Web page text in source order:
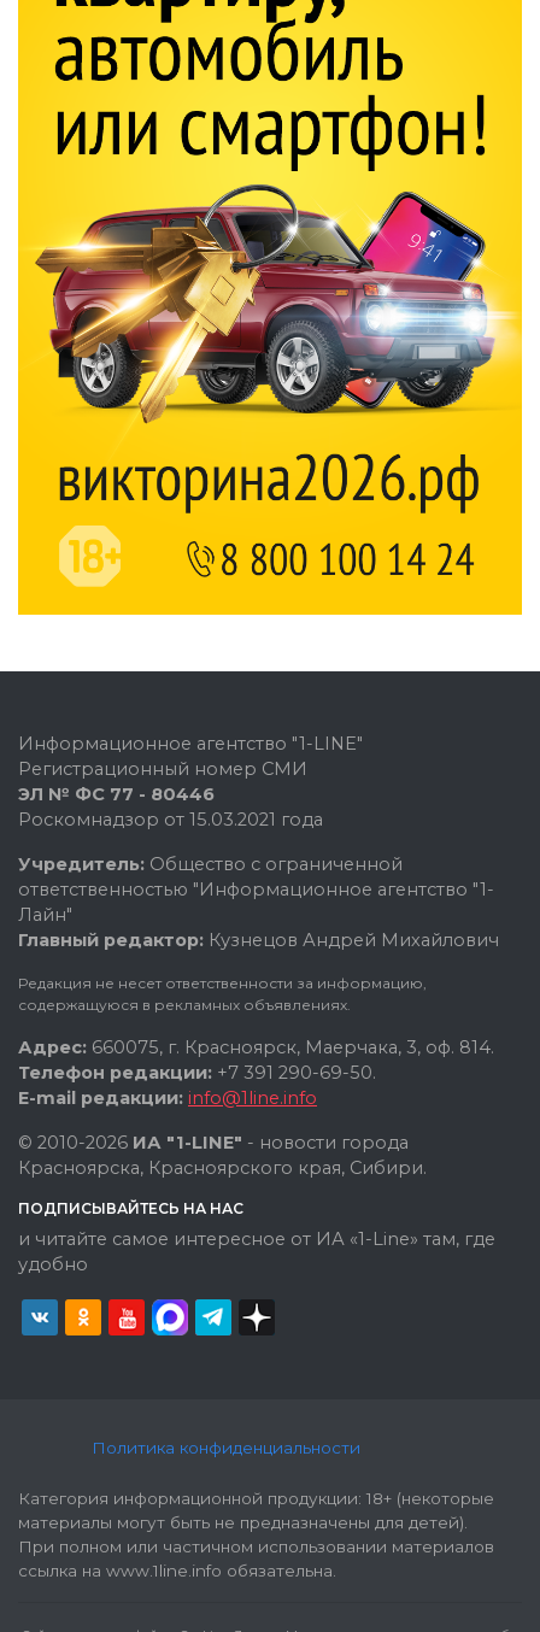
Информационное агентство "1-LINE"
Регистрационный номер СМИ
ЭЛ № ФС 77 - 80446
Роскомнадзор от 15.03.2021 года
Учредитель: Общество с ограниченной
ответственностью "Информационное агентство "1-
Лайн"
Главный редактор: Кузнецов Андрей Михайлович
Редакция не несет ответственности за информацию,
содержащуюся в рекламных объявлениях.
Адрес: 660075, г. Красноярск, Маерчака, 3, оф. 814.
Телефон редакции: +7 391 290-69-50.
E-mail редакции: info@1line.info
© 2010-2026 ИА "1-LINE" - новости города
Красноярска, Красноярского края, Сибири.
ПОДПИСЫВАЙТЕСЬ НА НАС
и читайте самое интересное от ИА «1-Line» там, где
удобно
Политика конфиденциальности
Категория информационной продукции: 18+ (некоторые
материалы могут быть не предназначены для детей).
При полном или частичном использовании материалов
ссылка на www.1line.info обязательна.